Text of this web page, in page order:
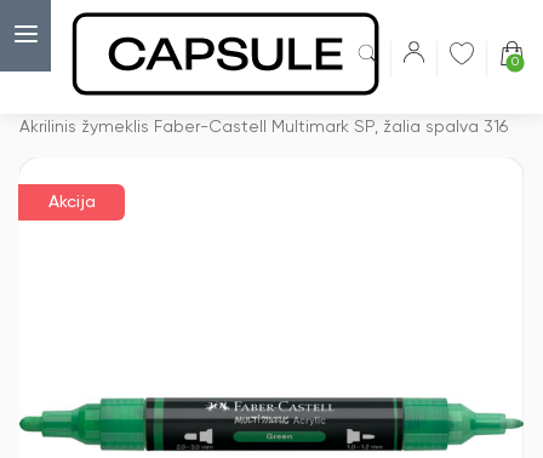
0
Akrilinis žymeklis Faber-Castell Multimark SP, žalia spalva 316
Akcija